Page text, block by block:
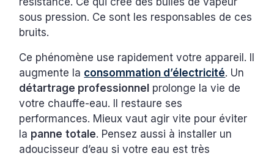
sous pression. Ce sont les responsables de ces
bruits.
Ce phénomène use rapidement votre appareil. Il
augmente la consommation d’électricité. Un
détartrage professionnel prolonge la vie de
votre chauffe-eau. Il restaure ses
performances. Mieux vaut agir vite pour éviter
la panne totale. Pensez aussi à installer un
adoucisseur d’eau si votre eau est très